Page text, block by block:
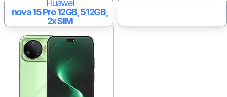
Huawei
nova 15 Pro12GB, 512GB,
2x SIM